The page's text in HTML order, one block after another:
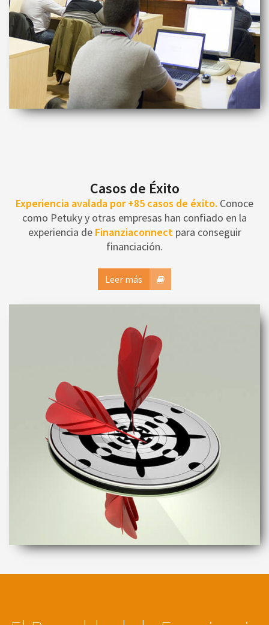
Casos de Éxito
Experiencia avalada por +85 casos de éxito. Conoce
como Petuky y otras empresas han confiado en la
experiencia de Finanziaconnectpara conseguir
financiación.
Leer más